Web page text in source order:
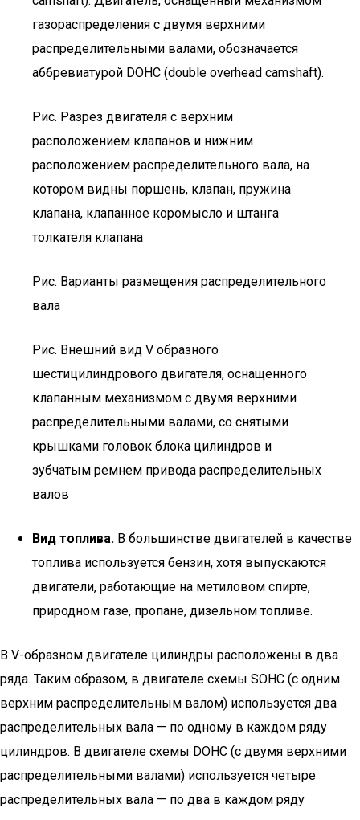
газораспределения с двумя верхними
распределительными валами, обозначается
аббревиатурой DOHC (double overhead camshaft).
Рис. Разрез двигателя с верхним
расположением клапанов и нижним
расположением распределительного вала, на
котором видны поршень, клапан, пружина
клапана, клапанное коромысло и штанга
толкателя клапана
Рис. Варианты размещения распределительного
вала
Рис. Внешний вид V образного
шестицилиндрового двигателя, оснащенного
клапанным механизмом с двумя верхними
распределительными валами, со снятыми
крышками головок блока цилиндров и
зубчатым ремнем привода распределительных
валов
Вид топлива. В большинстве двигателей в качестве
топлива используется бензин, хотя выпускаются
двигатели, работающие на метиловом спирте,
природном газе, пропане, дизельном топливе.
В V-образном двигателе цилиндры расположены в два
ряда. Таким образом, в двигателе схемы SOHC (с одним
верхним распределительным валом) используется два
распределительных вала — по одному в каждом ряду
цилиндров. В двигателе схемы DOHC (с двумя верхними
распределительными валами) используется четыре
распределительных вала — по два в каждом ряду